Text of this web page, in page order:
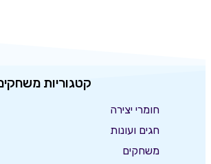
קטגוריות
חומרי יצירה
חגים ועונות
משחקים